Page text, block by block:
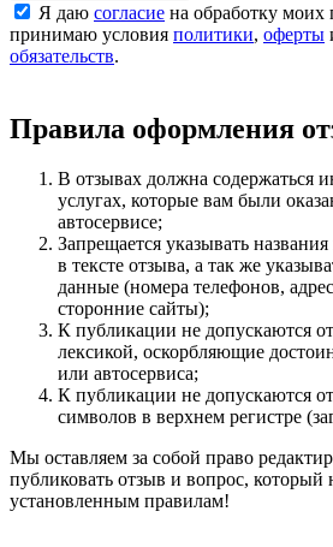
Я даю согласие на обработку
принимаю условия политики, оферты
обязательств.
Правила оформления
В отзывах должна содержаться
услугах, которые вам были
автосервисе;
Запрещается указывать
в тексте отзыва, а так же
данные (номера телефонов,
сторонние сайты);
К публикации не допускаются
лексикой, оскорбляющие
или автосервиса;
К публикации не допускаются
символов в верхнем регистре
Мы оставляем за собой право
публиковать отзыв и вопрос, который
установленным правилам!